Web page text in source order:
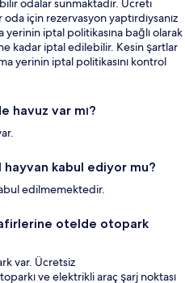
odalar sunmaktadır. Ücreti
için rezervasyon yaptırdıysanız
iptal politikasına bağlı olarak
kadar iptal edilebilir. Kesin şartlar
yerinin iptal politikasını kontrol
havuz var mı?
hayvan kabul ediyor mu?
edilmemektedir.
otelde otopark
var. Ücretsiz
ve elektrikli araç şarj noktası